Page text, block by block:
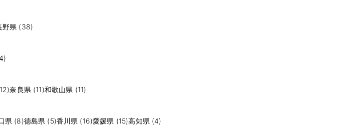
野県 (38)
奈良県 (11)和歌山県 (11)
県 (8)徳島県 (5)香川県 (16)愛媛県 (15)高知県 (4)